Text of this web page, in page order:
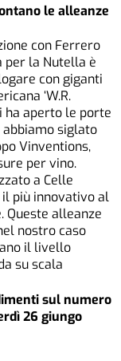
le alleanze
con Ferrero
per la Nutella è
con giganti
‘W.R.
ha aperto le porte
abbiamo siglato
Vinventions,
per vino.
a Celle
il più innovativo al
Queste alleanze
nostro caso
il livello
su scala
sul numero
26 giungo